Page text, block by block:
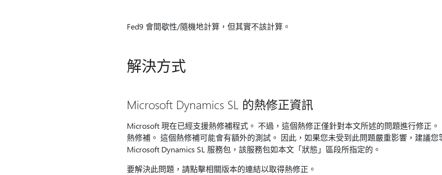
Fed9 會間歇性/隨機地計算，但其實不該計算。
解決方式
Microsoft Dynamics SL 的熱修正資訊
Microsoft 現在已經支援熱修補程式。 不過，這個熱修正僅針對本文所述的問題進行修正
熱修補。 這個熱修補可能會有額外的測試。 因此，如果您未受到此問題嚴重影響，建議
Microsoft Dynamics SL 服務包，該服務包如本文「狀態」區段所指定的。
要解決此問題，請點擊相關版本的連結以取得熱修正。